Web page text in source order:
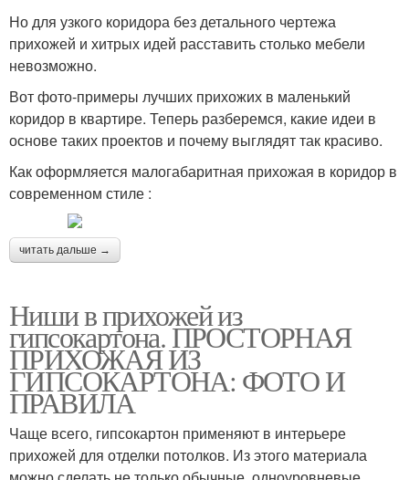
Но для узкого коридора без детального чертежа
прихожей и хитрых идей расставить столько мебели
невозможно.
Вот фото-примеры лучших прихожих в маленький
коридор в квартире. Теперь разберемся, какие идеи в
основе таких проектов и почему выглядят так красиво.
Как оформляется малогабаритная прихожая в коридор в
современном стиле :
читать дальше →
Ниши в прихожей из
гипсокартона. ПРОСТОРНАЯ
ПРИХОЖАЯ ИЗ
ГИПСОКАРТОНА: ФОТО И
ПРАВИЛА
Чаще всего, гипсокартон применяют в интерьере
прихожей для отделки потолков. Из этого материала